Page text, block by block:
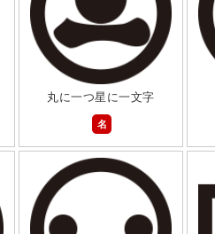
丸に一つ星に一文字
名